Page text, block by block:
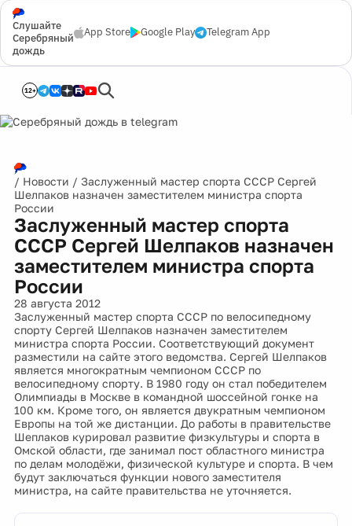
Слушайте
Серебряный
дождь
App Store Google Play Telegram App
12+
/ Новости / Заслуженный мастер спорта СССР Сергей
Шелпаков назначен заместителем министра спорта
России
Заслуженный мастер спорта
СССР Сергей Шелпаков назначен
заместителем министра спорта
России
28 августа 2012
Заслуженный мастер спорта СССР по велосипедному
спорту Сергей Шелпаков назначен заместителем
министра спорта России. Соответствующий документ
разместили на сайте этого ведомства. Сергей Шелпаков
является многократным чемпионом СССР по
велосипедному спорту. В 1980 году он стал победителем
Олимпиады в Москве в командной шоссейной гонке на
100 км. Кроме того, он является двукратным чемпионом
Европы на той же дистанции. До работы в правительстве
Шеплаков курировал развитие физкультуры и спорта в
Омской области, где занимал пост областного министра
по делам молодёжи, физической культуре и спорта. В чем
будут заключаться функции нового заместителя
министра, на сайте правительства не уточняется.